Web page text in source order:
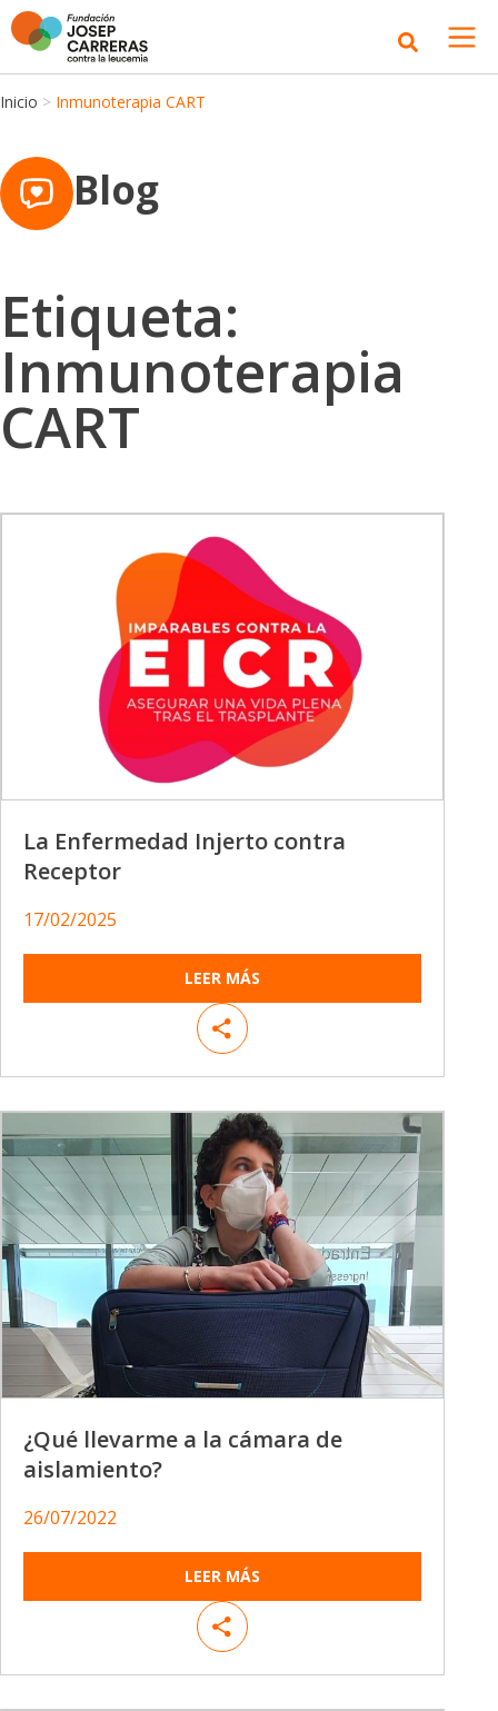
Inicio > Inmunoterapia CART
Blog
Etiqueta:
Inmunoterapia
CART
La Enfermedad Injerto contra
Receptor
17/02/2025
LEER MÁS
¿Qué llevarme a la cámara de
aislamiento?
26/07/2022
LEER MÁS